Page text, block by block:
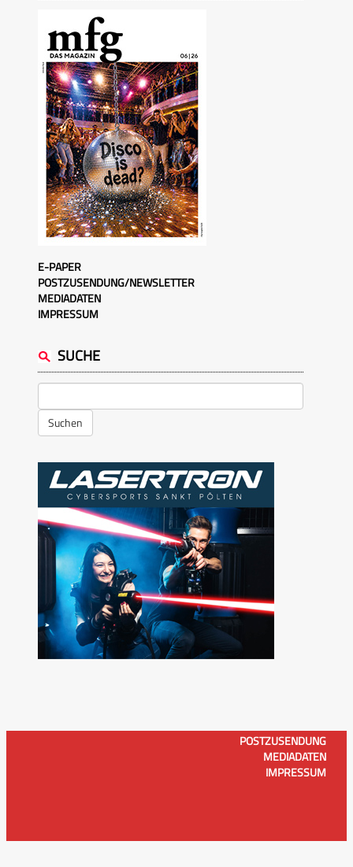
E-PAPER
POSTZUSENDUNG/NEWSLETTER
MEDIADATEN
IMPRESSUM
SUCHE
Suchen
POSTZUSENDUNG
MEDIADATEN
IMPRESSUM